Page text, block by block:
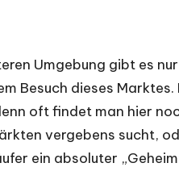
Umgebung gibt es
Besuch dieses
oft findet man hier
vergebens sucht,
ein absoluter